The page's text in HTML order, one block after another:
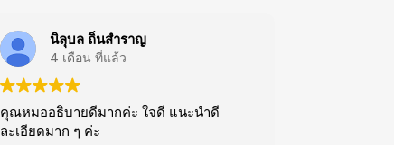
นิลุบล ถิ่นสําราญ
4 เดือน ที่แล้ว
คุณหมออธิบายดีมากค่ะ ใจดี แนะนำดี
ละเอียดมาก ๆ ค่ะ